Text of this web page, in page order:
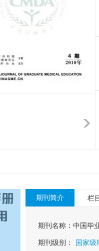
期刊简介 栏
期刊名称： 中国毕
期刊级别： 国家级